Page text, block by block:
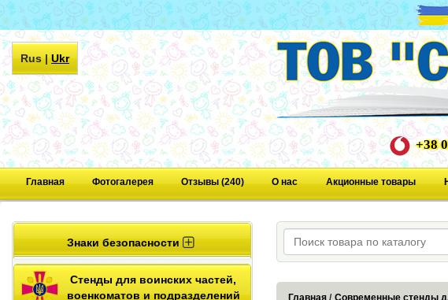
Rus|Ukr
+38
Главная Фотогалерея Отзывы (240) О нас Акционные товары
Знаки безопасности
Стенды для воинских частей,
военкоматов и подразделений
Главная Современные стенды